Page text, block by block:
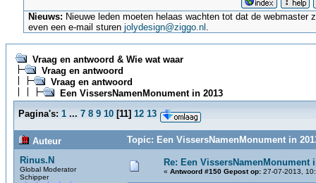
Nieuws: Nieuwe leden moeten helaas wachten tot dat de
even een e-mail sturenjolydesign@ziggo.nl .
Vraag en antwoord & Wie wat waar
Vraag en antwoord
Vraag en antwoord
Een VissersNamenMonument in 2013
Pagina's: 1 ... 7 8 9 10 [11] 12 13
Auteur
Topic: Een VissersNamenMonument in
Rinus.N
Global Moderator
Schipper
Re: Een VissersNamenMonument
« Antwoord #150 Gepost op: 27-07-2013,